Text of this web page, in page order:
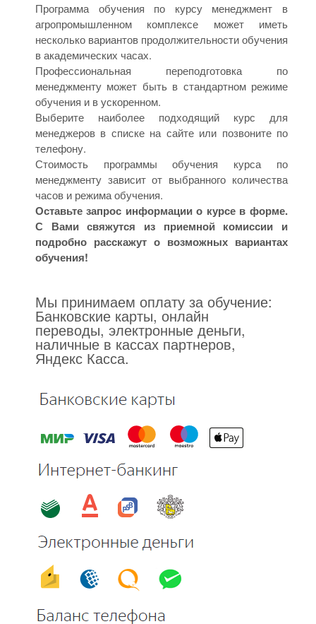
Программа обучения по курсу менеджмент в
агропромышленном комплексе может иметь
несколько вариантов продолжительности обучения
в академических часах.
Профессиональная переподготовка по
менеджменту может быть в стандартном режиме
обучения и в ускоренном.
Выберите наиболее подходящий курс для
менеджеров в списке на сайте или позвоните по
телефону.
Стоимость программы обучения курса по
менеджменту зависит от выбранного количества
часов и режима обучения.
Оставьте запрос информации о курсе в форме.
С Вами свяжутся из приемной комиссии и
подробно расскажут о возможных вариантах
обучения!
Мы принимаем оплату за обучение:
Банковские карты, онлайн
переводы, электронные деньги,
наличные в кассах партнеров,
Яндекс Касса.